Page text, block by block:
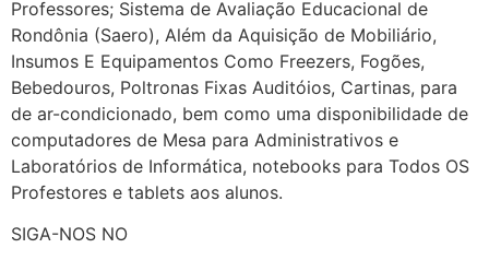
Professores; Sistema de Avaliação Educacional de
Rondônia (Saero), Além da Aquisição de Mobiliário,
Insumos E Equipamentos Como Freezers, Fogões,
Bebedouros, Poltronas Fixas Auditóios, Cartinas, para
de ar-condicionado, bem como uma disponibilidade de
computadores de Mesa para Administrativos e
Laboratórios de Informática, notebooks para Todos OS
Profestores e tablets aos alunos.
SIGA-NOS NO